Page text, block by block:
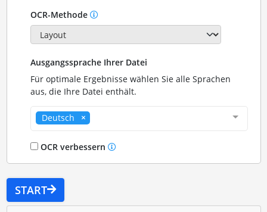
OCR-Methode
Ausgangssprache Ihrer Datei
Für optimale Ergebnisse wählen Sie alle Sprachen
aus, die Ihre Datei enthält.
Deutsch
OCR verbessern
START